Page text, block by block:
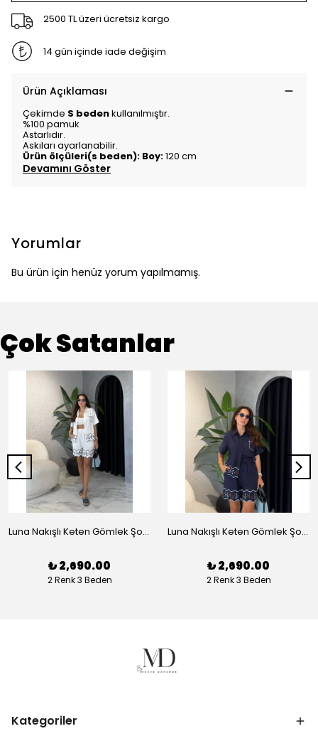
2500 TL üzeri ücretsiz kargo
14 gün içinde iade değişim
Ürün Açıklaması
Çekimde S bedenkullanılmıştır.
%100 pamuk
Astarlıdır.
Askıları ayarlanabilir.
Ürün ölçüleri(s beden): Boy:120 cm
Devamını Göster
Yorumlar
Bu ürün için henüz yorum yapılmamış.
Çok Satanlar
Luna Nakışlı Keten Gömlek Şort Takım - Beyaz
₺ 2,690.00
2 Renk 3 Beden
Luna Nakışlı Keten Gömlek Şort Takım - Lacivert
₺ 2,690.00
2 Renk 3 Beden
Kategoriler